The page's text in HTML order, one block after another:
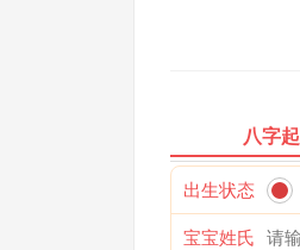
八字
出生状态
宝宝姓氏